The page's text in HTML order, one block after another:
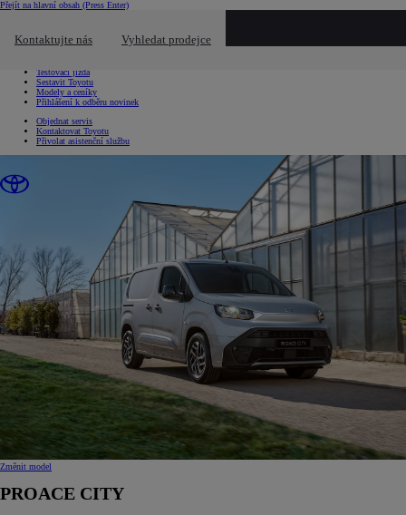
Přejít na hlavní obsah (Press Enter)
Kontaktujte nás Vyhledat prodejce
Chci... Kliknutím zavřete překryvné okno
Testovací jízda
Sestavit Toyotu
Modely a ceníky
Přihlášení k odběru novinek
Objednat servis
Kontaktovat Toyotu
Přivolat asistenční službu
Změnit model
PROACE CITY